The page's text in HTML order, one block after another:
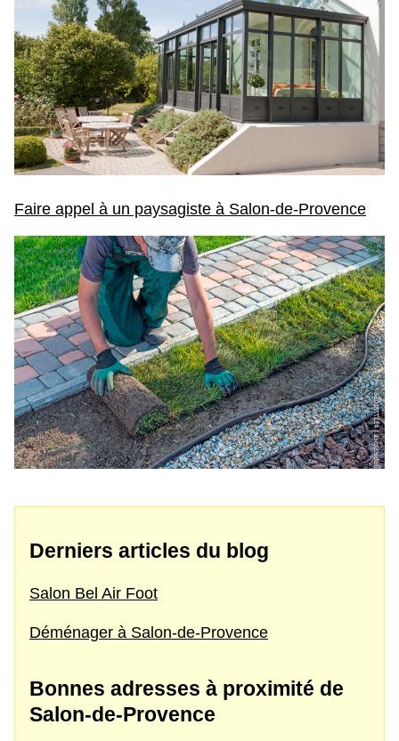
Faire appel à un paysagiste à Salon-de-Provence
Derniers articles du blog
Salon Bel Air Foot
Déménager à Salon-de-Provence
Bonnes adresses à proximité de
Salon-de-Provence